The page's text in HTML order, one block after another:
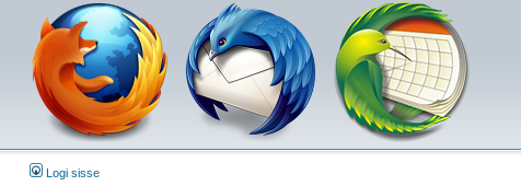
Logi sisse